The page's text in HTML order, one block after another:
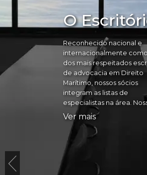
O
Reconhecido nacional e
internacionalmente
dos mais respeitados
de advocacia em Direito
Marítimo, nossos sócios
integram as listas de
especialistas na área.
Ver mais